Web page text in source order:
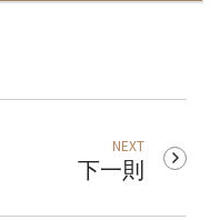
NEXT
下一則